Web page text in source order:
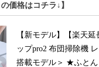
価格はコチラ↓】
【新モデル】【楽天
ップpro2 布団掃除機
搭載モデル＞ ★ふとん